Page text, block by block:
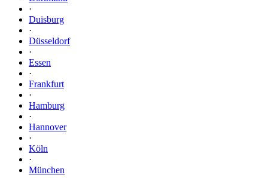
·
Duisburg
·
Düsseldorf
·
Essen
·
Frankfurt
·
Hamburg
·
Hannover
·
Köln
·
München